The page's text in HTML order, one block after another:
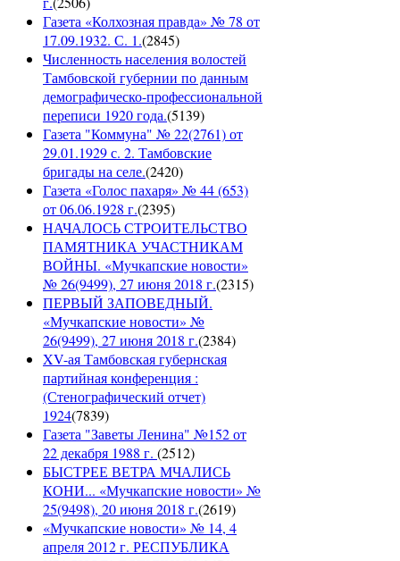
Газета «Колхозная правда» № 78 от
17.09.1932. С. 1.(2845)
Численность населения волостей
Тамбовской губернии по данным
демографическо-профессиональной
переписи 1920 года.(5139)
Газета "Коммуна" № 22(2761) от
29.01.1929 с. 2. Тамбовские
бригады на селе.(2420)
Газета «Голос пахаря» № 44 (653)
от 06.06.1928 г.(2395)
НАЧАЛОСЬ СТРОИТЕЛЬСТВО
ПАМЯТНИКА УЧАСТНИКАМ
ВОЙНЫ. «Мучкапские новости»
№ 26(9499), 27 июня 2018 г.(2315)
ПЕРВЫЙ ЗАПОВЕДНЫЙ.
«Мучкапские новости» №
26(9499), 27 июня 2018 г.(2384)
XV-ая Тамбовская губернская
партийная конференция :
(Стенографический отчет)
1924(7839)
Газета "Заветы Ленина" №152 от
22 декабря 1988 г. (2512)
БЫСТРЕЕ ВЕТРА МЧАЛИСЬ
КОНИ... «Мучкапские новости» №
25(9498), 20 июня 2018 г.(2619)
«Мучкапские новости» № 14, 4
апреля 2012 г. РЕСПУБЛИКА